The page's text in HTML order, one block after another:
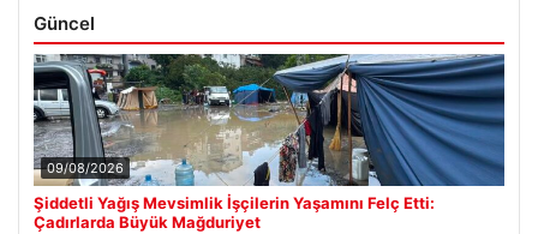
Güncel
09/08/2026
Şiddetli Yağış Mevsimlik İşçilerin Yaşamını Felç Etti:
Çadırlarda Büyük Mağduriyet